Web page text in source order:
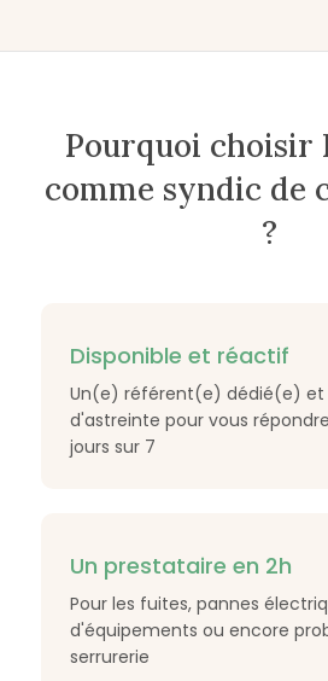
Pourquoi choisir
comme syndic de
?
Disponible et réactif
Un(e) référent(e) dédié(e) et
d'astreinte pour vous
jours sur 7
Un prestataire en 2h
Pour les fuites, pannes
d'équipements ou encore
serrurerie